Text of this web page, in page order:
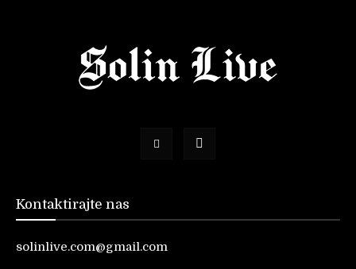
Kontaktirajte nas
solinlive.com@gmail.com